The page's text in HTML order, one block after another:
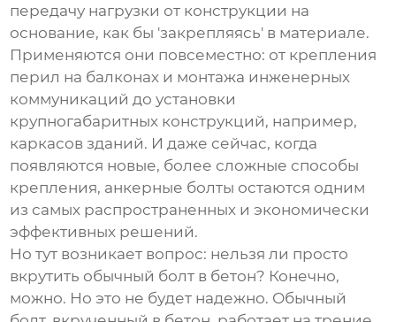
передачу нагрузки от конструкции на
основание, как бы 'закрепляясь' в материале.
Применяются они повсеместно: от крепления
перил на балконах и монтажа инженерных
коммуникаций до установки
крупногабаритных конструкций, например,
каркасов зданий. И даже сейчас, когда
появляются новые, более сложные способы
крепления, анкерные болты остаются одним
из самых распространенных и экономически
эффективных решений.
Но тут возникает вопрос: нельзя ли просто
вкрутить обычный болт в бетон? Конечно,
можно. Но это не будет надежно. Обычный